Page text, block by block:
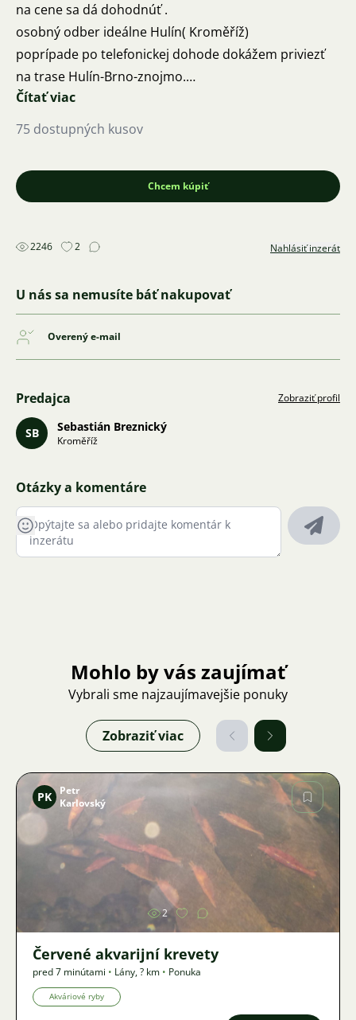
na cene sa dá dohodnúť .
osobný odber ideálne Hulín( Kroměříž)
poprípade po telefonickej dohode dokážem priviezť
na trase Hulín-Brno-znojmo.
Tel.č. 778598141
Čítať viac
75 dostupných kusov
Chcem kúpiť
2246 2 Nahlásiť inzerát
U nás sa nemusíte báť nakupovať
Overený e-mail
Predajca Zobraziť profil
SB Sebastián Breznický
Kroměříž
Otázky a komentáre
Mohlo by vás zaujímať
Vybrali sme najzaujímavejšie ponuky
Zobraziť viac
Obrázok
PK
Petr
Karlovský
2
Červené akvarijní krevety
pred 7 minútami • Lány,? km • Ponuka
Akváriové ryby